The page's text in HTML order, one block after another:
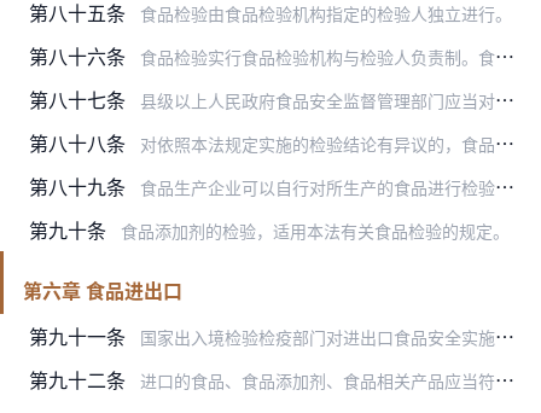
第八十五条 食品检验由食品检验机构指定的检验人独立进行。
第八十六条 食品检验实行食品检验机构与检验人负责制。食品检验报告应当加盖食品检验机构公章，并有检验人的签名或者盖章。食品检验机构和检验人对出具的食品检验报告负责。
第八十七条 县级以上人民政府食品安全监督管理部门应当对食品进行定期或者不定期的抽样检验，并依据有关规定公布检验结果，不得免检。进行抽样检验，应当购买抽取的样品，委托符合本法…
第八十八条 对依照本法规定实施的检验结论有异议的，食品生产经营者可以自收到检验结论之日起七个工作日内向实施抽样检验的食品安全监督管理部门或者其上一级食品安全监督管理部门提出…
第八十九条 食品生产企业可以自行对所生产的食品进行检验，也可以委托符合本法规定的食品检验机构进行检验。
第九十条 食品添加剂的检验，适用本法有关食品检验的规定。
第六章 食品进出口
第九十一条
国家出入境检验检疫部门对进出口食品安全实施监督管理。
第九十二条 进口的食品、食品添加剂、食品相关产品应当符合我国食品安全国家标准。